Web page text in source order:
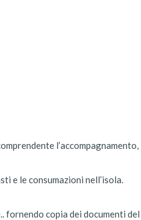
e le consumazioni nell’isola.
copia dei documenti